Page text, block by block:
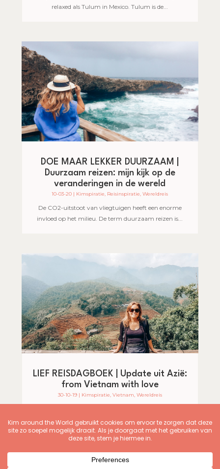
relaxed als Tulum in Mexico. Tulum is de...
DOE MAAR LEKKER DUURZAAM |
Duurzaam reizen: mijn kijk op de
veranderingen in de wereld
10-03-20 | Kimspiratie Reisinspiratie ,Wereldreis
De CO2-uitstoot van vliegtuigen heeft een enorme
invloed op het milieu. De term duurzaam reizen is...
LIEF REISDAGBOEK | Update uit Azië:
from Vietnam with love
30-10-19| Kimspiratie Vietnam Wereldreis
nou nee, niet alleen maar door Azië. Ik was...
« VORIGE PAGINA